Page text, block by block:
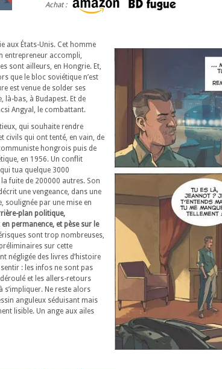
Achat :
aux États-Unis. Cet homme
entrepreneur accompli,
sont ailleurs, en Hongrie. Et,
que le bloc soviétique n’est
est venue de solder ses
là-bas, à Budapest. Et de
Angyal, le combattant.
qui souhaite rendre
civils qui ont tenté, en vain, de
hongrois puis de
en 1956. Un conflit
tua quelque 3000
fuite de 200000 autres. Son
une vengeance, dans une
soulignée par une mise en
plan politique,
permanence, et pèse sur le
sont trop nombreuses,
sur cette
négligée des livres d’histoire
: les infos ne sont pas
et les allers-retours
s’impliquer. Ne reste alors
anguleux séduisant mais
lisible. Un ange aux ailes